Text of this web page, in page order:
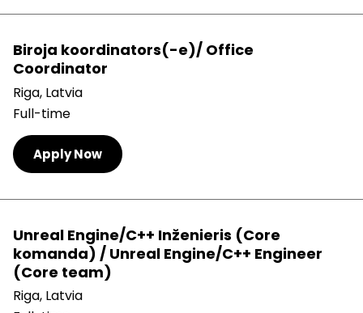
Biroja koordinators(-e)/ Office
Coordinator
Riga, Latvia
Full-time
Apply Now
Unreal Engine/C++ Inženieris (Core
komanda) / Unreal Engine/C++ Engineer
(Core team)
Riga, Latvia